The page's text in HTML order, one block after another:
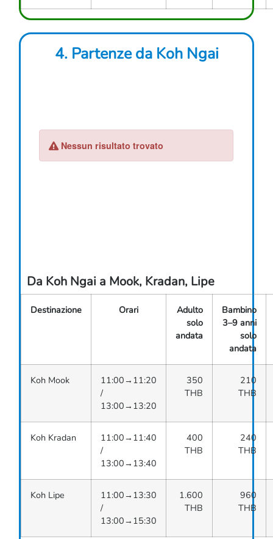
4. Partenze da Koh Ngai
Da Koh Ngai a Mook, Kradan, Lipe
Destinazione Orari
Adulto
solo
andata
Bambino
3–9 anni
solo
andata
Koh Mook
11:00→11:20
/
13:00→13:20
350
THB
210
THB
Koh Kradan
11:00→11:40
/
13:00→13:40
400
THB
240
THB
Koh Lipe
11:00→13:30
/
13:00→15:30
1.600
THB
960
THB